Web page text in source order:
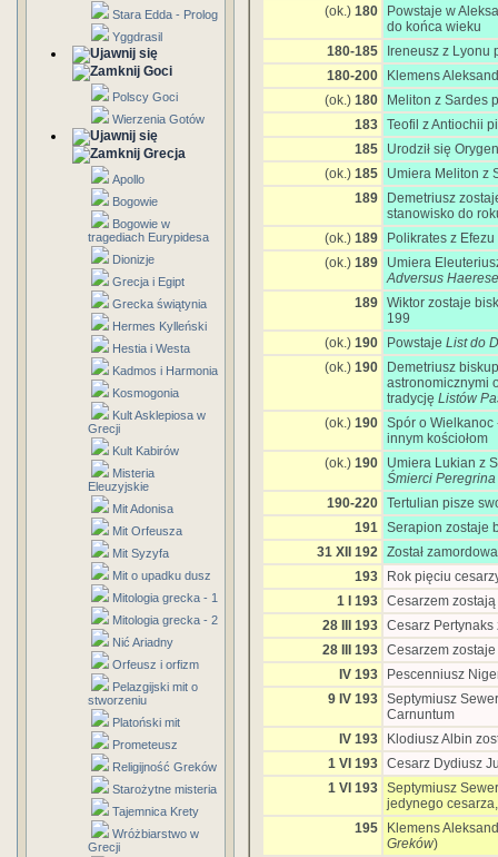
Stara Edda - Prolog
Yggdrasil
Goci
Polscy Goci
Wierzenia Gotów
Grecja
Apollo
Bogowie
Bogowie w
tragediach Eurypidesa
Dionizje
Grecja i Egipt
Grecka świątynia
Hermes Kylleński
Hestia i Westa
Kadmos i Harmonia
Kosmogonia
Kult Asklepiosa w
Grecji
Kult Kabirów
Misteria
Eleuzyjskie
Mit Adonisa
Mit Orfeusza
Mit Syzyfa
Mit o upadku dusz
Mitologia grecka - 1
Mitologia grecka - 2
Nić Ariadny
Orfeusz i orfizm
Pelazgijski mit o
stworzeniu
Platoński mit
Prometeusz
Religijność Greków
Starożytne misteria
Tajemnica Krety
Wróżbiarstwo w
Grecji
(ok.) 180
Powstaje w
do końca wieku
180-185
Ireneusz z Lyonu
180-200
Klemens
(ok.) 180
Meliton z Sardes
183 Teofil z Antiochii
185
Urodził się
(ok.) 185
Umiera Meliton z
189
Demetriusz
stanowisko do
(ok.) 189
Polikrates z
(ok.) 189
Umiera
Adversus
189 Wiktor zostaje
199
(ok.) 190 Powstaje List do
(ok.) 190
Demetriusz
astronomicznymi
tradycję Listów
(ok.) 190 Spór o Wielkanoc
innym kościołom
(ok.) 190
Umiera Lukian z
Śmierci Peregrina
190-220 Tertulian pisze
191 Serapion zostaje
31 XII 192 Został
193
Rok pięciu
1 I 193 Cesarzem
28 III 193 Cesarz
28 III 193 Cesarzem
IV 193
Pescenniusz
9 IV 193 Septymiusz
Carnuntum
IV 193
Klodiusz Albin
1 VI 193 Cesarz Dydiusz
1 VI 193 Septymiusz
jedynego
195
Klemens
Greków)